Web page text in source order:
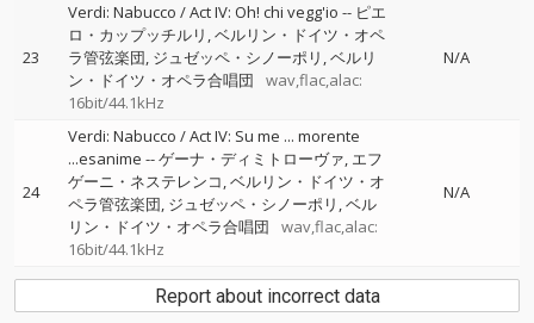
23
Verdi: Nabucco / Act IV: Oh! chi vegg'io -- ピエ
ロ・カップッチルリ ベルリン・ドイツ・オペ
ラ管弦楽団 ジュゼッペ・シノーポリ ベルリ
ン・ドイツ・オペラ合唱団
wav,flac,alac:
16bit/44.1kHz
N/A
24
Verdi: Nabucco / Act IV: Su me ... morente
...esanime --ゲーナ・ディミトローヴァ エフ
ゲーニ・ネステレンコ ベルリン・ドイツ・オ
ペラ管弦楽団 ジュゼッペ・シノーポリ ベル
リン・ドイツ・オペラ合唱団
wav,flac,alac:
16bit/44.1kHz
N/A
Report about incorrect data